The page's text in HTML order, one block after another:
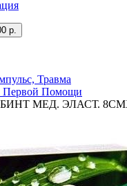
р.
Травма
Первой Помощи
МЕД. ЭЛАСТ.